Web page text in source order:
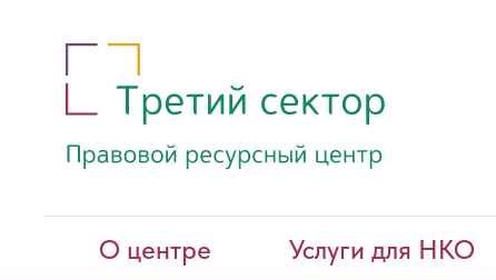
О центре Услуги для НКО